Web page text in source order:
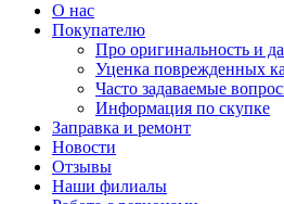
О нас
Покупателю
Про оригинальность и
Уценка поврежденных
Часто задаваемые
Информация по скупке
Заправка и ремонт
Новости
Отзывы
Наши филиалы